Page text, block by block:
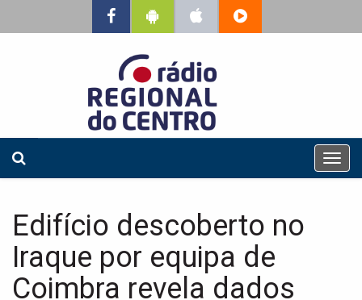
T
o
Edifício descoberto no
Iraque por equipa de
Coimbra revela dados